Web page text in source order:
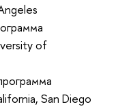
of
San Diego